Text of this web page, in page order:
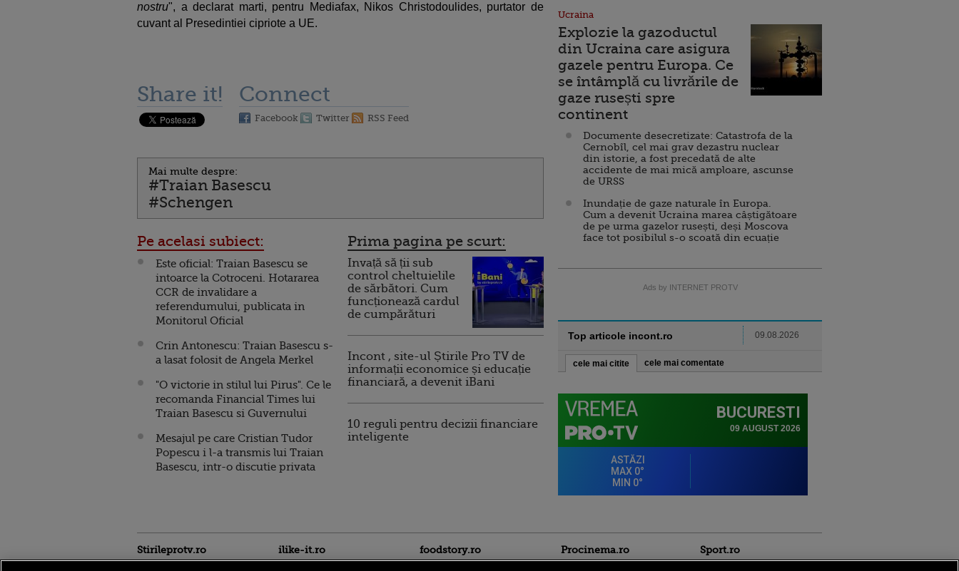
nostru", a declarat marti, pentru Mediafax, Nikos Christodoulides, purtator de
cuvant al Presedintiei cipriote a UE.
Share it! Connect
Facebook Twitter RSS Feed
Mai multe despre:
#Traian Basescu
#Schengen
Pe acelasi subiect:
Este oficial: Traian Basescu se
intoarce la Cotroceni. Hotararea
CCR de invalidare a
referendumului, publicata in
Monitorul Oficial
Crin Antonescu: Traian Basescu s-
a lasat folosit de Angela Merkel
"O victorie in stilul lui Pirus". Ce le
recomanda Financial Times lui
Traian Basescu si Guvernului
Mesajul pe care Cristian Tudor
Popescu i l-a transmis lui Traian
Basescu, intr-o discutie privata
Prima pagina pe scurt:
Invață să ții sub
control cheltuielile
de sărbători. Cum
funcționează cardul
de cumpărături
Incont , site-ul Știrile Pro TV de
informații economice și educație
financiară, a devenit iBani
10 reguli pentru decizii financiare
inteligente
Ucraina
Explozie la gazoductul
din Ucraina care asigura
gazele pentru Europa. Ce
se întâmplă cu livrările de
gaze rusești spre
continent
Documente desecretizate: Catastrofa de la
Cernobîl, cel mai grav dezastru nuclear
din istorie, a fost precedată de alte
accidente de mai mică amploare, ascunse
de URSS
Inundație de gaze naturale în Europa.
Cum a devenit Ucraina marea câștigătoare
de pe urma gazelor rusești, deși Moscova
face tot posibilul s-o scoată din ecuație
Ads by INTERNET PROTV
Top articole incont.ro 09.08.2026
cele mai citite cele mai comentate
Stirileprotv.ro ilike-it.ro foodstory.ro Procinema.ro Sport.ro